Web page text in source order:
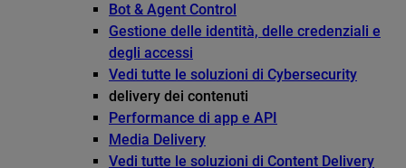
Bot & Agent Control
Gestione delle identità, delle credenziali e
degli accessi
Vedi tutte le soluzioni di Cybersecurity
delivery dei contenuti
Performance di app e API
Media Delivery
Vedi tutte le soluzioni di Content Delivery